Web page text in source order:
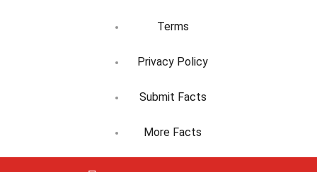
Terms
Privacy Policy
Submit Facts
More Facts